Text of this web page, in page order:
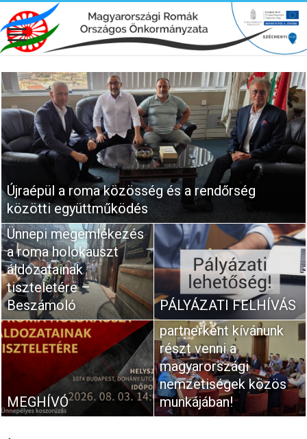
Újraépül a roma közösség és a rendőrség
közötti együttműködés
Ünnepi megemlékezés
a roma holokauszt
áldozatainak
tiszteletére –
Beszámoló
PÁLYÁZATI FELHÍVÁS
MEGHÍVÓ
Egyenrangú
partnerként kívánunk
részt venni a
magyarországi
nemzetiségek közös
munkájában!